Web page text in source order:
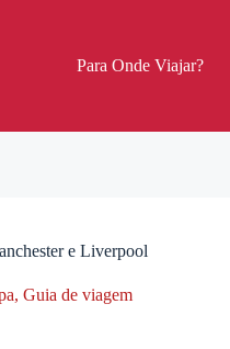
Para Onde Viajar?
e Liverpool
, Guia de viagem